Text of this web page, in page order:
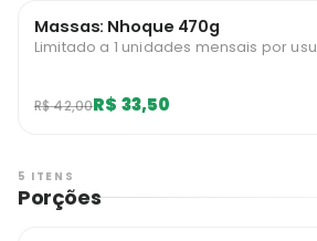
Massas: Nhoque 470g
Limitado a 1 unidades mensais por
R$ 42,00R$ 33,50
5 ITENS
Porções